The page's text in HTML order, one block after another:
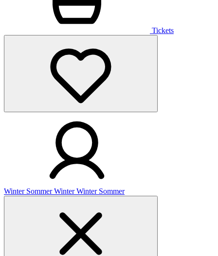
Tickets
Winter Sommer Winter Winter Sommer